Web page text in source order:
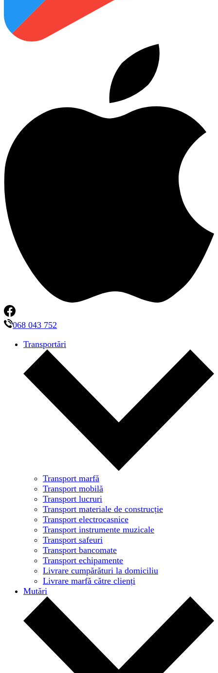
068 043 752
Transportări
Transport marfă
Transport mobilă
Transport lucruri
Transport materiale de construcție
Transport electrocasnice
Transport instrumente muzicale
Transport safeuri
Transport bancomate
Transport echipamente
Livrare cumpărături la domiciliu
Livrare marfă către clienți
Mutări